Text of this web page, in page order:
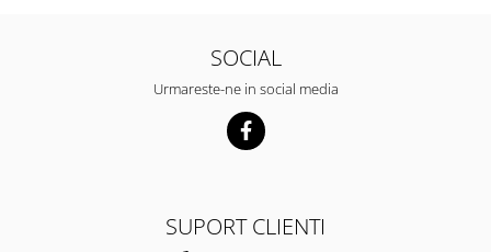
SOCIAL
Urmareste-ne in social media
SUPORT CLIENTI